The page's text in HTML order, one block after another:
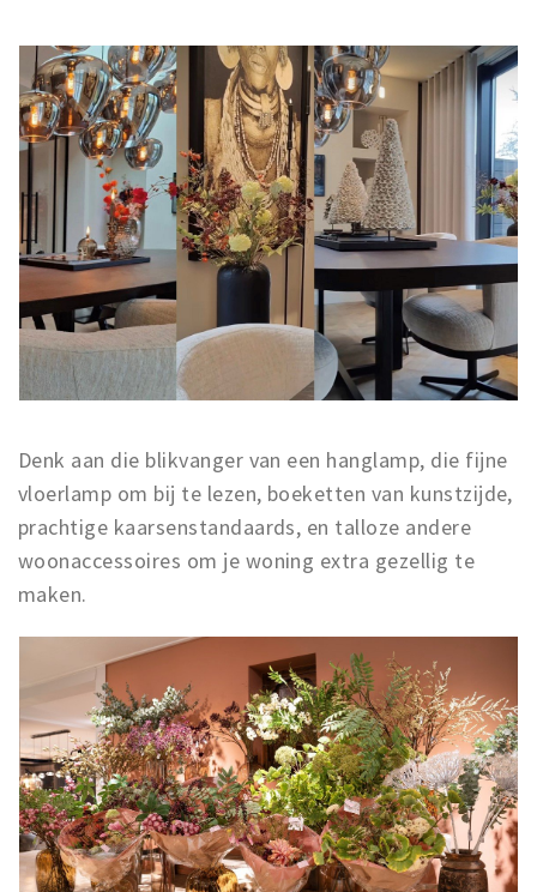
Sport
Nieuws
Agenda
Bezienswaardigheden
Musea, theaters & podia
Uitjes & activiteiten
Studentenroutes
Natuurgebieden
Party pics
Drinken
Slapen
Recreatief
Winkels
Parkeren
Inloggen
Denk aan die blikvanger van een hanglamp, die fijne
vloerlamp om bij te lezen, boeketten van kunstzijde,
prachtige kaarsenstandaards, en talloze andere
woonaccessoires om je woning extra gezellig te
maken.